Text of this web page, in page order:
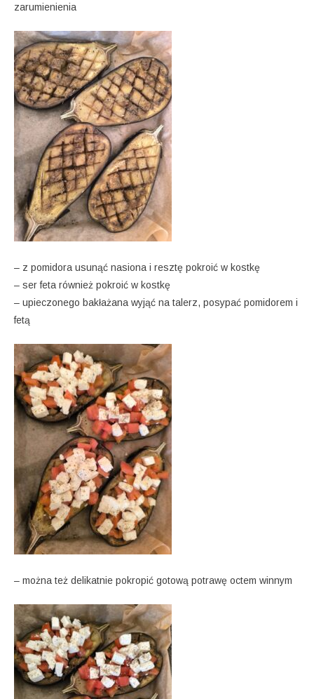
zarumienienia
– z pomidora usunąć nasiona i resztę pokroić w kostkę
– ser feta również pokroić w kostkę
– upieczonego bakłażana wyjąć na talerz, posypać pomidorem i
fetą
– można też delikatnie pokropić gotową potrawę octem winnym